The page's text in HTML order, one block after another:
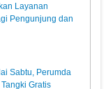
Layanan
Pengunjung dan
Sabtu, Perumda
Gratis